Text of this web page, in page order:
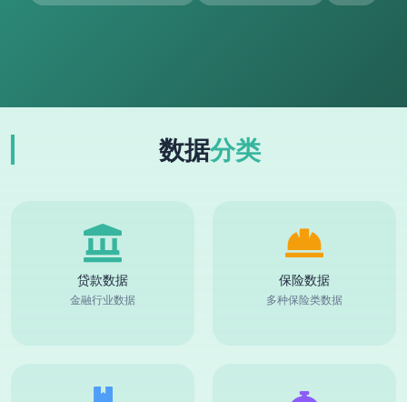
数据分类
贷款数据
金融行业数据
保险数据
多种保险类数据